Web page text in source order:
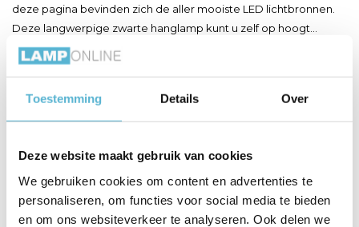
Toestemming Details Over
Deze website maakt gebruik van cookies
We gebruiken cookies om content en advertenties te
personaliseren, om functies voor social media te bieden
en om ons websiteverkeer te analyseren. Ook delen we
deze pagina bevinden zich de aller mooiste LED lichtbronnen.
Deze langwerpige zwarte hanglamp kunt u zelf op hoogt...
Toon meer
Productspecificaties
EAN 8718881087400
Vergelijk Delen